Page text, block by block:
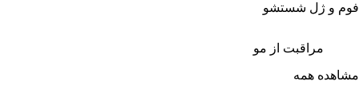
فوم و ژل شستشو
مراقبت از مو
مشاهده همه